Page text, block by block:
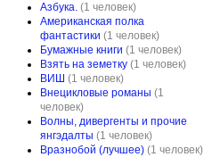
Азбука. (1 человек)
Американская полка
фантастики (1 человек)
Бумажные книги (1 человек)
Взять на земетку (1 человек)
ВИШ (1 человек)
Внецикловые романы (1
человек)
Волны, дивергенты и прочие
янгэдалты (1 человек)
Вразнобой (лучшее) (1 человек)